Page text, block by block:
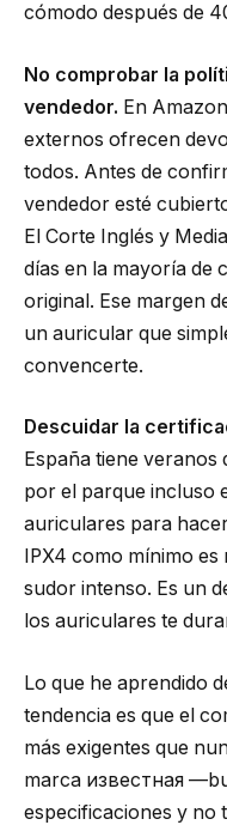
cómodo después de
No comprobar la
vendedor. En
externos ofrecen
todos. Antes de
vendedor esté
El Corte Inglés y
días en la mayoría de
original. Ese margen
un auricular que
convencerte.
Descuidar la
España tiene
por el parque incluso
auriculares para
IPX4 como mínimo
sudor intenso. Es un
los auriculares te
Lo que he aprendido
tendencia es que el
más exigentes que
marca известная
especificaciones y no